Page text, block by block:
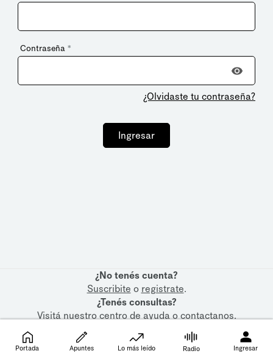
Contraseña *
¿Olvidaste tu contraseña?
Ingresar
¿No tenés cuenta?
Suscribite o registrate.
¿Tenés consultas?
Visitá nuestrocentro de ayudaocontactanos.
Portada Apuntes Lo más leído Radio Ingresar